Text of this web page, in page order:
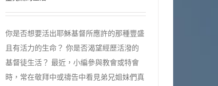
你是否想要活出耶穌基督所應許的那種豐盛
且有活力的生命？ 你是否渴望經歷活潑的
基督徒生活？ 最近，小編參與教會或特會
時，常在敬拜中或禱告中看見弟兄姐妹們真